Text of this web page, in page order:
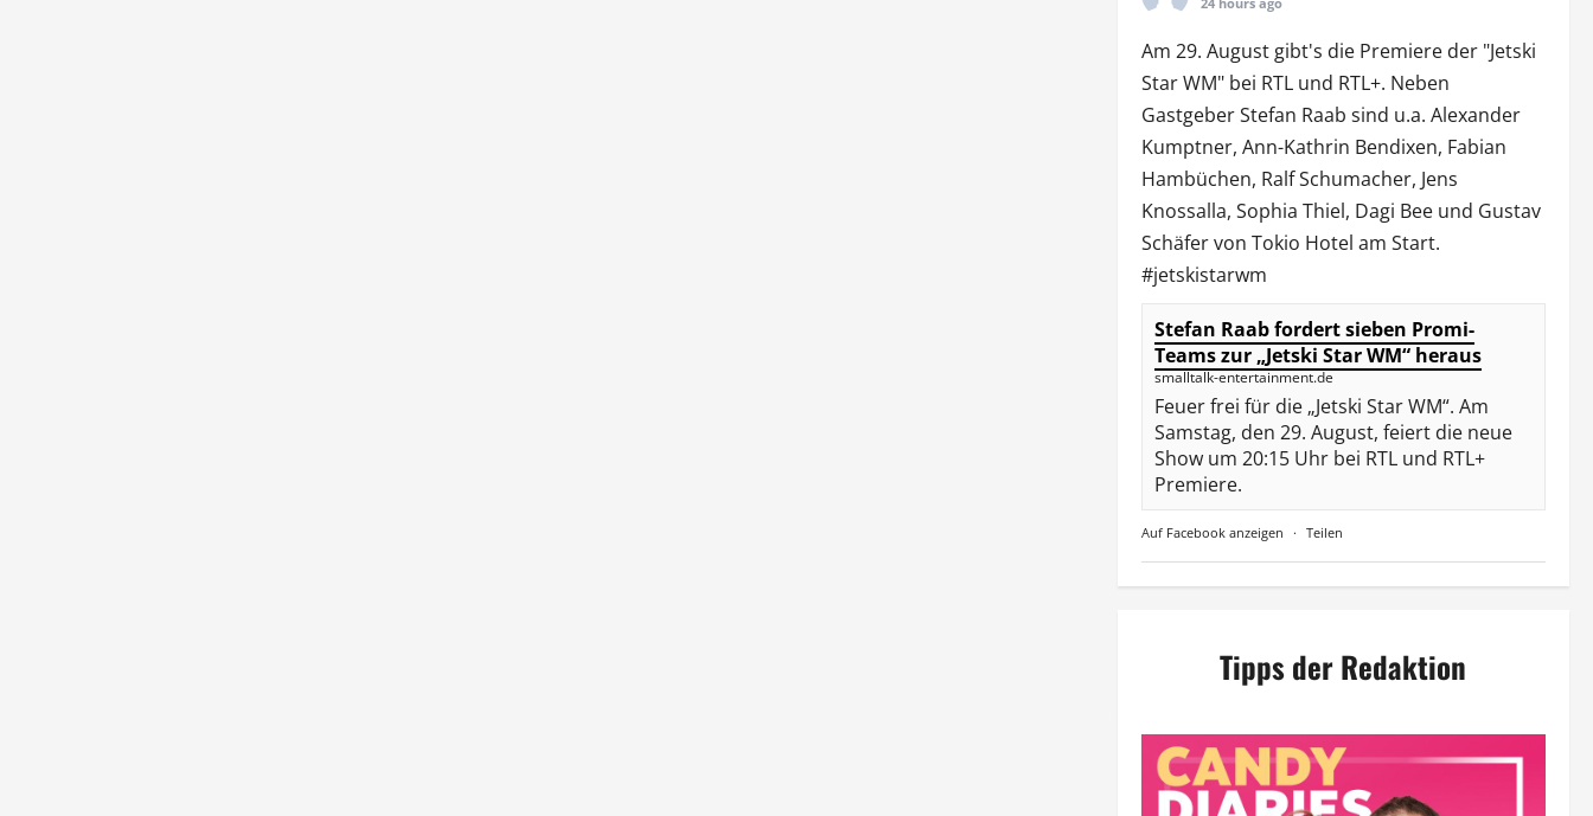
Am 29. August gibt's die Premiere der "Jetski
Star WM" bei RTLund RTL+. Neben
Gastgeber Stefan Raab sind u.a. Alexander
Kumptner, Ann-Kathrin Bendixen, Fabian
Hambüchen, Ralf Schumacher, Jens
Knossalla, Sophia Thiel, Dagi Beeund Gustav
Schäfer von Tokio Hotel am Start.
#jetskistarwm
Stefan Raab fordert sieben Promi-
Teams zur „Jetski Star WM“ heraus
smalltalk-entertainment.de
Feuer frei für die „Jetski Star WM“. Am
Samstag, den 29. August, feiert die neue
Show um 20:15 Uhr bei RTL und RTL+
Premiere.
Auf Facebook anzeigen · Teilen
Tipps der Redaktion